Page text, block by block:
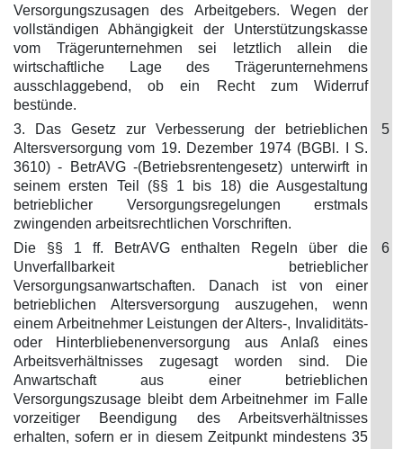
Versorgungszusagen des Arbeitgebers. Wegen der
vollständigen Abhängigkeit der Unterstützungskasse
vom Trägerunternehmen sei letztlich allein die
wirtschaftliche Lage des Trägerunternehmens
ausschlaggebend, ob ein Recht zum Widerruf
bestünde.
3. Das Gesetz zur Verbesserung der betrieblichen
Altersversorgung vom 19. Dezember 1974 (BGBl. I S.
3610) - BetrAVG -(Betriebsrentengesetz) unterwirft in
seinem ersten Teil (§§ 1 bis 18) die Ausgestaltung
betrieblicher Versorgungsregelungen erstmals
zwingenden arbeitsrechtlichen Vorschriften.
5
Die §§ 1 ff. BetrAVG enthalten Regeln über die
Unverfallbarkeit betrieblicher
Versorgungsanwartschaften. Danach ist von einer
betrieblichen Altersversorgung auszugehen, wenn
einem Arbeitnehmer Leistungen der Alters-, Invaliditäts-
oder Hinterbliebenenversorgung aus Anlaß eines
Arbeitsverhältnisses zugesagt worden sind. Die
Anwartschaft aus einer betrieblichen
Versorgungszusage bleibt dem Arbeitnehmer im Falle
vorzeitiger Beendigung des Arbeitsverhältnisses
erhalten, sofern er in diesem Zeitpunkt mindestens 35
6